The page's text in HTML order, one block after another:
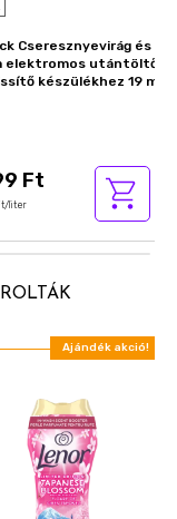
Cseresznyevirág és
elektromos utántöltő
készülékhez 19 ml
Ft
liter
Ajándék akció!